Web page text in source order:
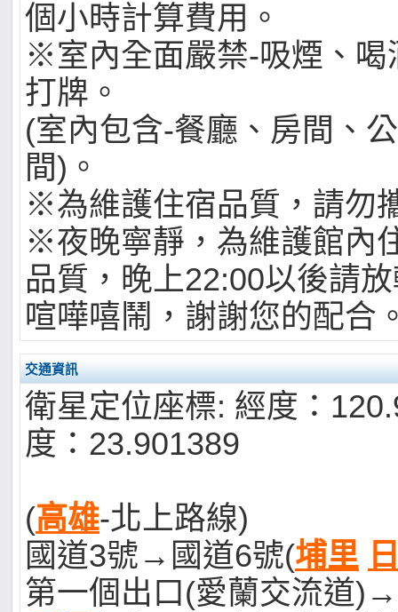
個小時計算費用。
※室內全面嚴禁-吸煙、喝
打牌。
(室內包含-餐廳、房間、
間)。
※為維護住宿品質，請勿
※夜晚寧靜，為維護館內
品質，晚上22:00以後請
喧嘩嘻鬧，謝謝您的配合
交通資訊
衛星定位座標: 經度：
度：23.901389
(高雄-北上路線)
國道3號→國道6號(埔里
第一個出口(愛蘭交流道